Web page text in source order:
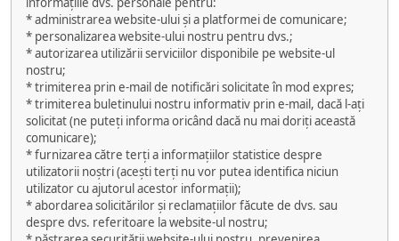
* administrarea website-ului și a platformei de comunicare;
* personalizarea website-ului nostru pentru dvs.;
* autorizarea utilizării serviciilor disponibile pe website-ul
nostru;
* trimiterea prin e-mail de notificări solicitate în mod expres;
* trimiterea buletinului nostru informativ prin e-mail, dacă l-ați
solicitat (ne puteți informa oricând dacă nu mai doriți această
comunicare);
* furnizarea către terți a informațiilor statistice despre
utilizatorii noștri (acești terți nu vor putea identifica niciun
utilizator cu ajutorul acestor informații);
* abordarea solicitărilor și reclamațiilor făcute de dvs. sau
despre dvs. referitoare la website-ul nostru;